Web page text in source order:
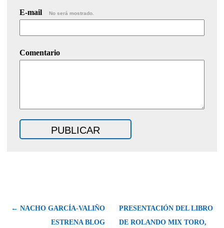
E-mail No será mostrado.
Comentario
← NACHO GARCÍA-VALIÑO
ESTRENA BLOG
PRESENTACIÓN DEL LIBRO
DE ROLANDO MIX TORO,